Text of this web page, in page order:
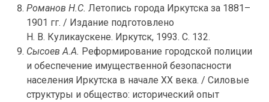
Романов Н.С. Летопись города Иркутска за 1881–
1901 гг. / Издание подготовлено
Н. В. Куликаускене. Иркутск, 1993. С. 132.
Сысоев А.А. Реформирование городской полиции
и обеспечение имущественной безопасности
населения Иркутска в начале XX века. / Силовые
структуры и общество: исторический опыт